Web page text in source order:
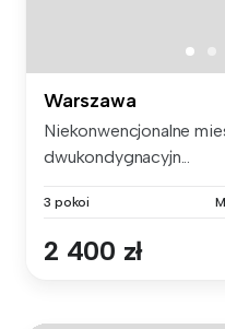
Warszawa
Niekonwencjonalne
dwukondygnacyjn...
3 pokoi
2 400 zł